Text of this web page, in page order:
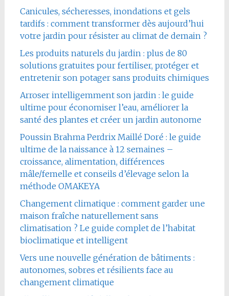
Canicules, sécheresses, inondations et gels
tardifs : comment transformer dès aujourd’hui
votre jardin pour résister au climat de demain ?
Les produits naturels du jardin : plus de 80
solutions gratuites pour fertiliser, protéger et
entretenir son potager sans produits chimiques
Arroser intelligemment son jardin : le guide
ultime pour économiser l’eau, améliorer la
santé des plantes et créer un jardin autonome
Poussin Brahma Perdrix Maillé Doré : le guide
ultime de la naissance à 12 semaines –
croissance, alimentation, différences
mâle/femelle et conseils d’élevage selon la
méthode OMAKEYA
Changement climatique : comment garder une
maison fraîche naturellement sans
climatisation ? Le guide complet de l’habitat
bioclimatique et intelligent
Vers une nouvelle génération de bâtiments :
autonomes, sobres et résilients face au
changement climatique